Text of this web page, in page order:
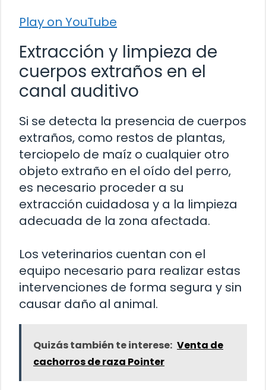
Play on YouTube
Extracción y limpieza de
cuerpos extraños en el
canal auditivo
Si se detecta la presencia de cuerpos
extraños, como restos de plantas,
terciopelo de maíz o cualquier otro
objeto extraño en el oído del perro,
es necesario proceder a su
extracción cuidadosa y a la limpieza
adecuada de la zona afectada.
Los veterinarios cuentan con el
equipo necesario para realizar estas
intervenciones de forma segura y sin
causar daño al animal.
Quizás también te interese: Venta de
cachorros de raza Pointer